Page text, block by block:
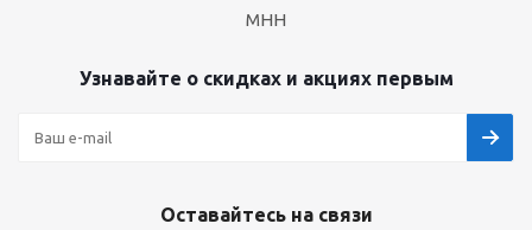
МНН
Узнавайте о скидках и акциях первым
Оставайтесь на связи